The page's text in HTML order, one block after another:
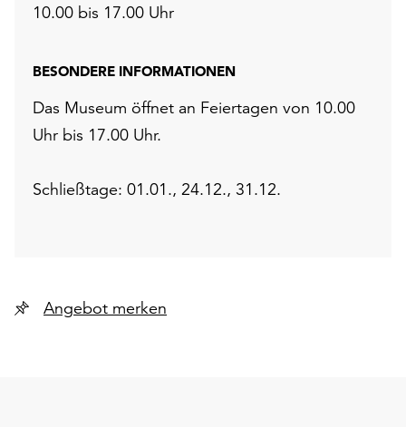
10.00 bis 17.00 Uhr
BESONDERE INFORMATIONEN
Das Museum öffnet an Feiertagen von 10.00
Uhr bis 17.00 Uhr.
Schließtage: 01.01., 24.12., 31.12.
Angebot merken